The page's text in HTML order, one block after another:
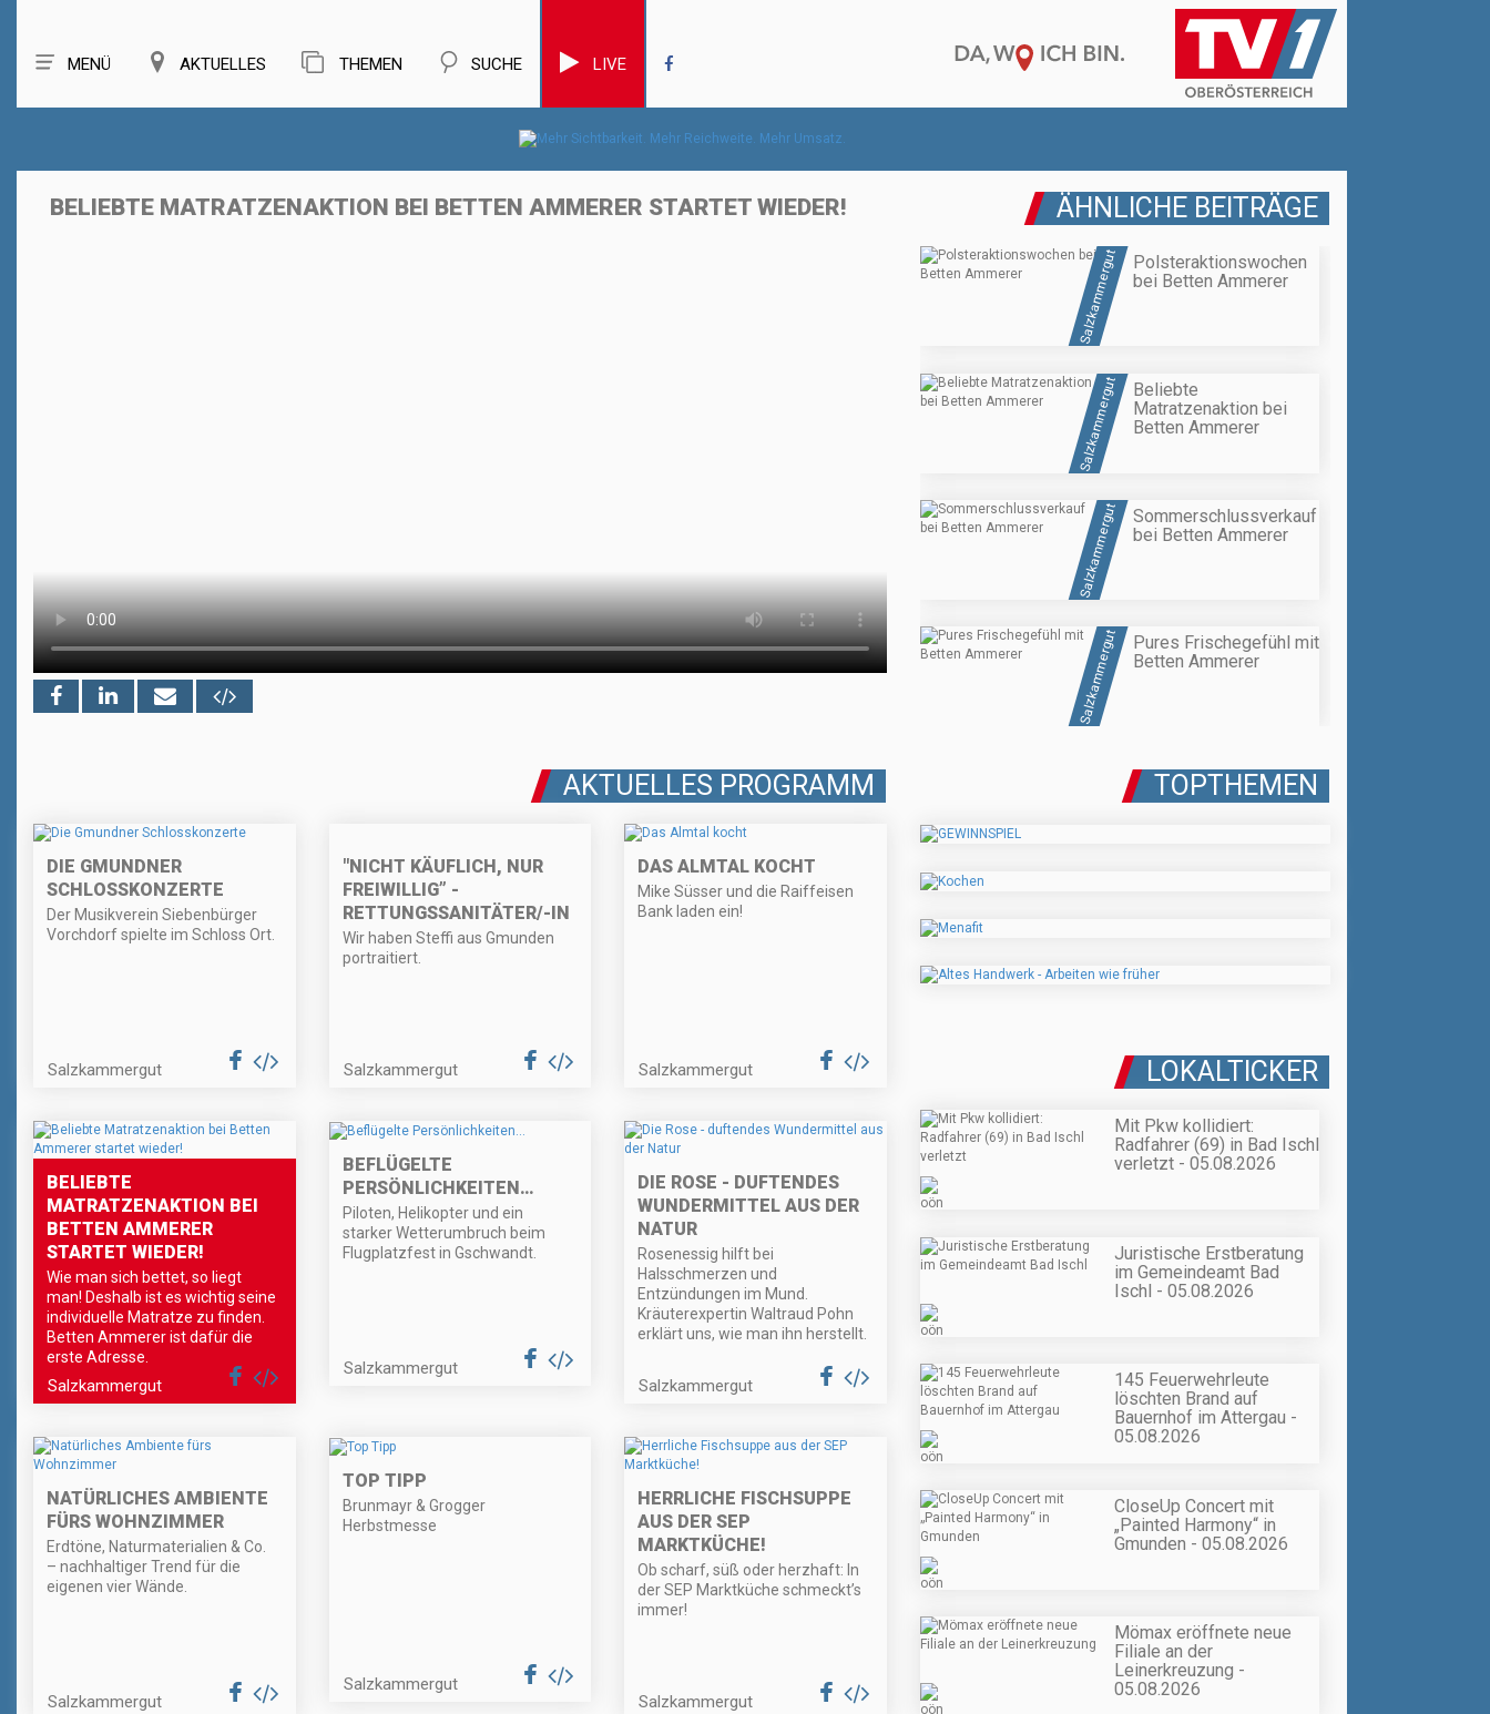
MENÜ AKTUELLES THEMEN SUCHE LIVE
BELIEBTE MATRATZENAKTION BEI BETTEN AMMERER STARTET WIEDER! ÄHNLICHE BEITRÄGE
Salzkammergut
Polsteraktionswochen
bei Betten Ammerer
Salzkammergut
Beliebte
Matratzenaktion bei
Betten Ammerer
Salzkammergut
Sommerschlussverkauf
bei Betten Ammerer
Salzkammergut
Pures Frischegefühl mit
Betten Ammerer
AKTUELLES PROGRAMM
DIE GMUNDNER
SCHLOSSKONZERTE
Der Musikverein Siebenbürger
Vorchdorf spielte im Schloss Ort.
Salzkammergut
"NICHT KÄUFLICH, NUR
FREIWILLIG” -
RETTUNGSSANITÄTER/-IN
Wir haben Steffi aus Gmunden
portraitiert.
Salzkammergut
DAS ALMTAL KOCHT
Mike Süsser und die Raiffeisen
Bank laden ein!
Salzkammergut
BELIEBTE
MATRATZENAKTION BEI
BETTEN AMMERER
STARTET WIEDER!
Wie man sich bettet, so liegt
man! Deshalb ist es wichtig seine
individuelle Matratze zu finden.
Betten Ammerer ist dafür die
erste Adresse.
Salzkammergut
BEFLÜGELTE
PERSÖNLICHKEITEN…
Piloten, Helikopter und ein
starker Wetterumbruch beim
Flugplatzfest in Gschwandt.
Salzkammergut
DIE ROSE - DUFTENDES
WUNDERMITTEL AUS DER
NATUR
Rosenessig hilft bei
Halsschmerzen und
Entzündungen im Mund.
Kräuterexpertin Waltraud Pohn
erklärt uns, wie man ihn herstellt.
Salzkammergut
NATÜRLICHES AMBIENTE
FÜRS WOHNZIMMER
Erdtöne, Naturmaterialien & Co.
– nachhaltiger Trend für die
eigenen vier Wände.
Salzkammergut
TOP TIPP
Brunmayr & Grogger
Herbstmesse
Salzkammergut
HERRLICHE FISCHSUPPE
AUS DER SEP
MARKTKÜCHE!
Ob scharf, süß oder herzhaft: In
der SEP Marktküche schmeckt’s
immer!
Salzkammergut
TOPTHEMEN
LOKALTICKER
Mit Pkw kollidiert:
Radfahrer (69) in Bad Ischl
verletzt - 05.08.2026
Juristische Erstberatung
im Gemeindeamt Bad
Ischl - 05.08.2026
145 Feuerwehrleute
löschten Brand auf
Bauernhof im Attergau -
05.08.2026
CloseUp Concert mit
„Painted Harmony“ in
Gmunden - 05.08.2026
Mömax eröffnete neue
Filiale an der
Leinerkreuzung -
05.08.2026